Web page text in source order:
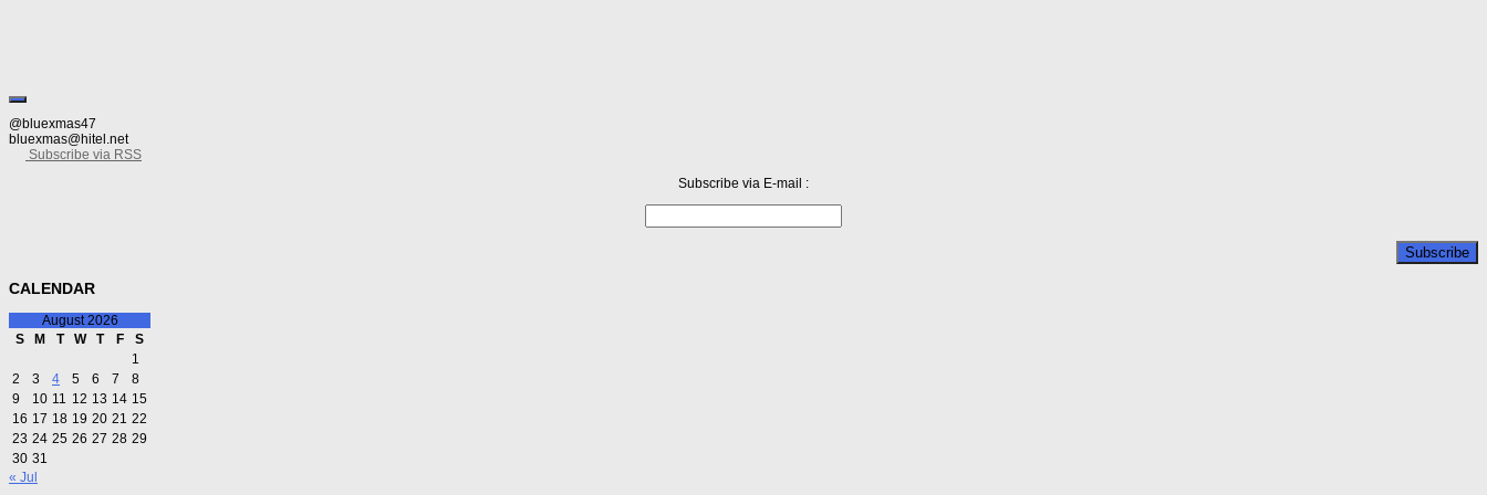
@bluexmas47
bluexmas@hitel.net
Subscribe via RSS
Subscribe via E-mail :
CALENDAR
August 2026
S
M T W T F
S
1
2
3 4 5 6 7
8
9
10 11 12 13 14 15
16 17 18 19 20 21 22
23 24 25 26 27 28 29
30 31
« Jul